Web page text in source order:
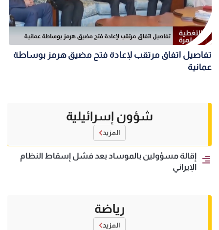
تفاصيل اتفاق مرتقب لإعادة فتح مضيق هرمز بوساطة
عمانية
شؤون إسرائيلية
المزيد
إقالة مسؤولين بالموساد بعد فشل إسقاط النظام
الإيراني
رياضة
المزيد